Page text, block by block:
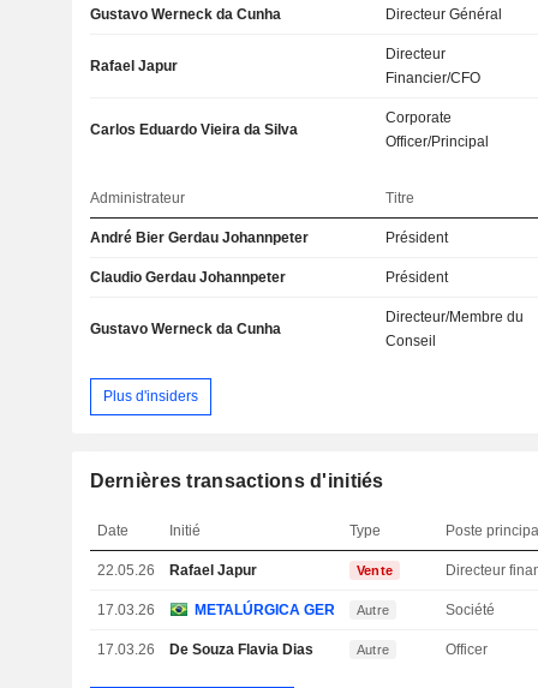
Gustavo Werneck da Cunha Directeur Général
Rafael Japur
Directeur
Financier/CFO
Carlos Eduardo Vieira da Silva
Corporate
Officer/Principal
Administrateur Titre
André Bier Gerdau Johannpeter Président
Claudio Gerdau Johannpeter Président
Gustavo Werneck da Cunha
Directeur/Membre du
Conseil
Plus d'insiders
Dernières transactions d'initiés
Date Initié Type Poste
22.05.26 Rafael Japur Vente
17.03.26 METALÚRGICA GERDAU SA
Autre Société
17.03.26 De Souza Flavia Dias Autre Officer